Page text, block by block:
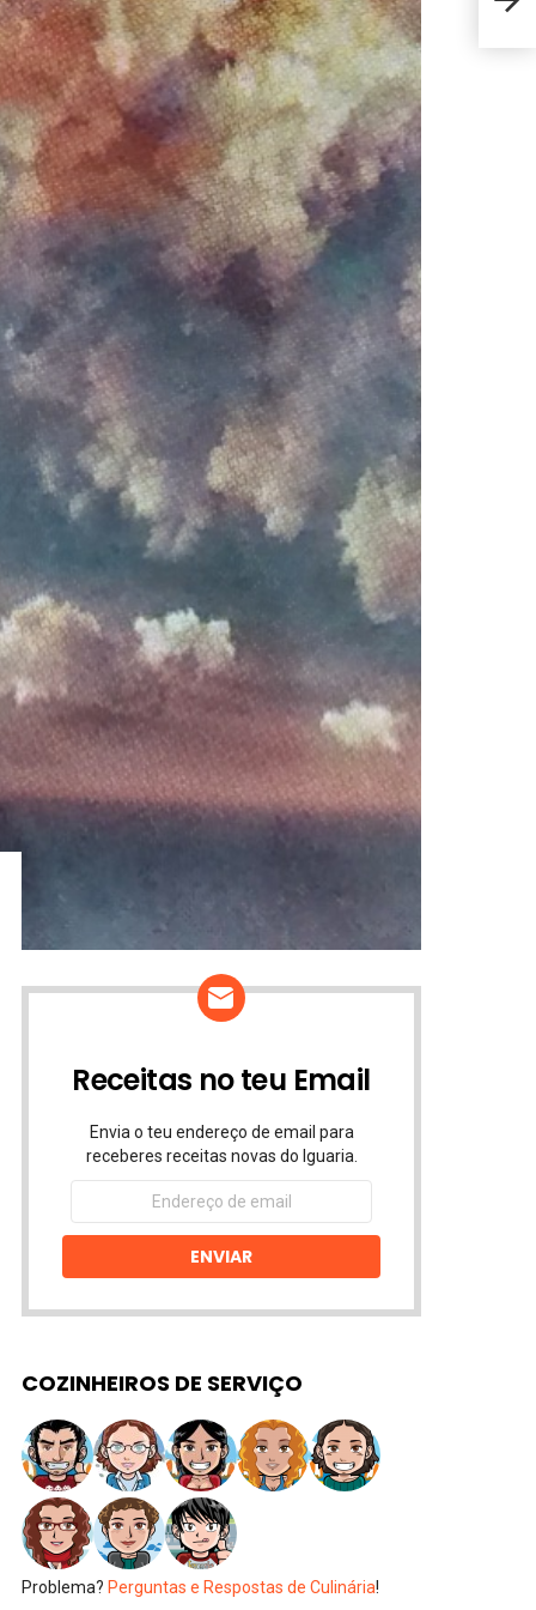
Receitas no teu Email
Envia o teu endereço de email para
receberes receitas novas do Iguaria.
Endereço
email
ENVIAR
COZINHEIROS DE SERVIÇO
Problema? Perguntas e Respostas de Culinária!